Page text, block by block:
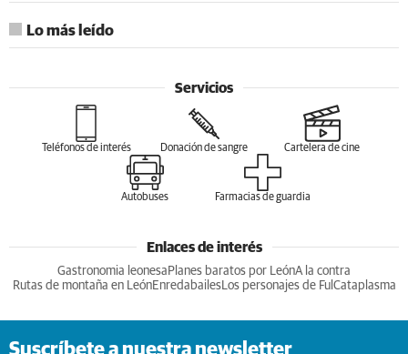
Lo más leído
Servicios
Teléfonos de interés Donación de sangre Cartelera de cine
Autobuses Farmacias de guardia
Enlaces de interés
Gastronomia leonesa Planes baratos por LeónA la contra
Rutas de montaña en LeónEnredabailesLos personajes de Ful Cataplasma